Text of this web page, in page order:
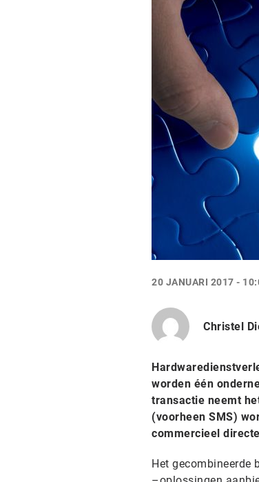
20 JANUARI 2017 -
Christel
worden één
transactie neemt
(voorheen SMS)
commercieel
Het gecombineerde